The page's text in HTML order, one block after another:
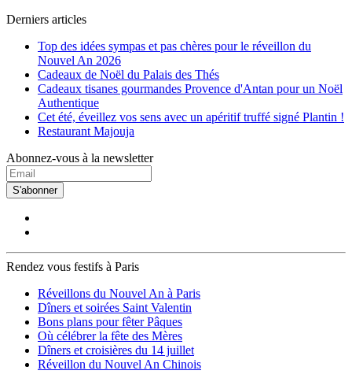
Derniers articles
Top des idées sympas et pas chères pour le réveillon du
Nouvel An 2026
Cadeaux de Noël du Palais des Thés
Cadeaux tisanes gourmandes Provence d'Antan pour un Noël
Authentique
Cet été, éveillez vos sens avec un apéritif truffé signé Plantin !
Restaurant Majouja
Abonnez-vous à la newsletter
S'abonner
Rendez vous festifs à Paris
Réveillons du Nouvel An à Paris
Dîners et soirées Saint Valentin
Bons plans pour fêter Pâques
Où célébrer la fête des Mères
Dîners et croisières du 14 juillet
Réveillon du Nouvel An Chinois